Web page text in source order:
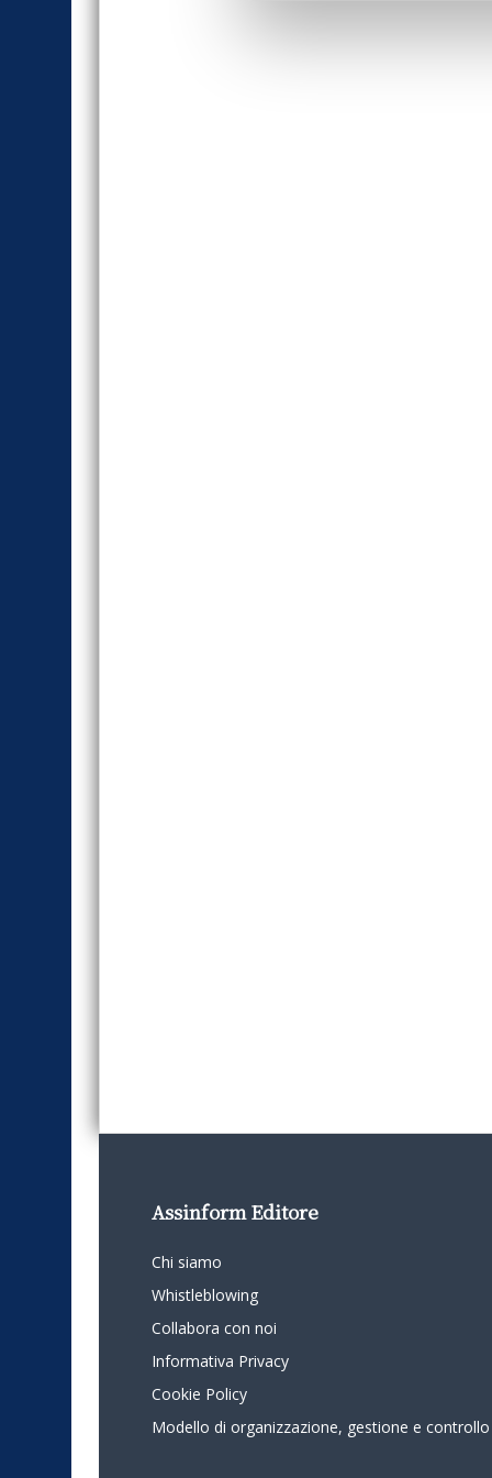
Assinform Editore
Chi siamo
Whistleblowing
Collabora con noi
Informativa Privacy
Cookie Policy
Modello di organizzazione, gestione e controllo